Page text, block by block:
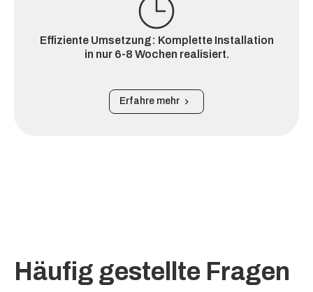
Effiziente Umsetzung: Komplette Installation
in nur 6-8 Wochen realisiert.
Erfahre mehr
Häufig gestellte Fragen